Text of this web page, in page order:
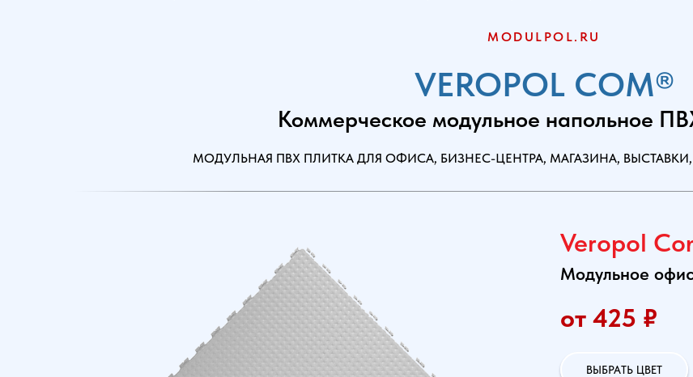
MODULPOL.RU
VEROPOL COM®
Коммерческое модульное напольное
МОДУЛЬНАЯ ПВХ ПЛИТКА ДЛЯ ОФИСА, БИЗНЕС-ЦЕНТРА, МАГАЗИНА,
Veropol
Модульное
от 425 ₽
ВЫБРАТЬ ЦВЕТ